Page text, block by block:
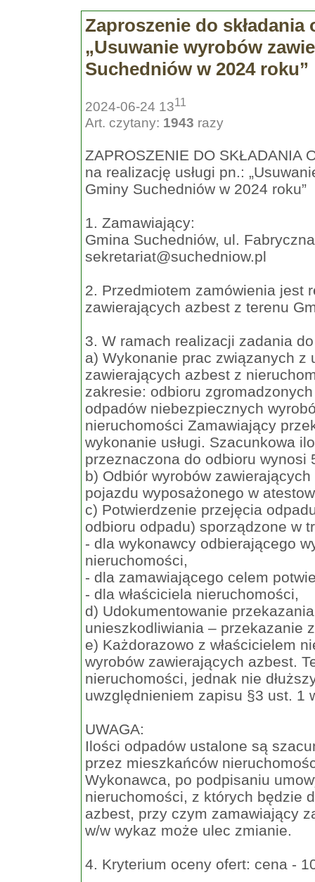
Zaproszenie do
„Usuwanie wyrobów
Suchedniów w 2024 roku”
2024-06-24 1311
Art. czytany: 1943 razy
ZAPROSZENIE DO SKŁADANIA
na realizację usługi pn.:
Gminy Suchedniów w 2024 roku”
1. Zamawiający:
Gmina Suchedniów, ul.
sekretariat@suchedniow.pl
2. Przedmiotem zamówienia jest
zawierających azbest z terenu
3. W ramach realizacji zadania
a) Wykonanie prac związanych z
zawierających azbest z
zakresie: odbioru
odpadów niebezpiecznych
nieruchomości Zamawiający
wykonanie usługi. Szacunkowa
przeznaczona do odbioru wynosi
b) Odbiór wyrobów
pojazdu wyposażonego w
c) Potwierdzenie przejęcia
odbioru odpadu) sporządzone w
- dla wykonawcy odbierającego
nieruchomości,
- dla zamawiającego celem
- dla właściciela nieruchomości,
d) Udokumentowanie
unieszkodliwiania – przekazanie
e) Każdorazowo z właścicielem
wyrobów zawierających azbest.
nieruchomości, jednak nie
uwzględnieniem zapisu §3 ust. 1
UWAGA:
Ilości odpadów ustalone są
przez mieszkańców
Wykonawca, po podpisaniu
nieruchomości, z których będzie
azbest, przy czym zamawiający
w/w wykaz może ulec zmianie.
4. Kryterium oceny ofert: cena -